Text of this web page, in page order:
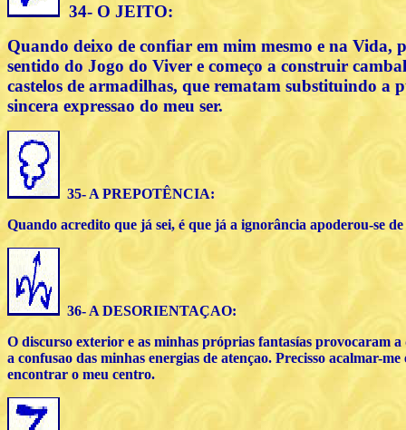
34- O JEITO:
Quando deixo de confiar em mim mesmo e na Vida,
sentido do Jogo do Viver e começo a construir
castelos de armadilhas, que rematam substituindo a
sincera expressao do meu ser.
35- A PREPOTÊNCIA:
Quando acredito que já sei, é que já a ignorância apoderou-se
36- A DESORIENTAÇAO:
O discurso exterior e as minhas próprias fantasías provocaram a
a confusao das minhas energias de atençao. Precisso acalmar-me
encontrar o meu centro.